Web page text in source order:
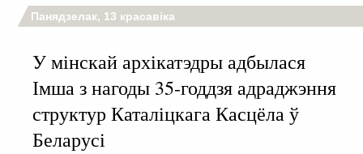
Панядзелак, 13 красавіка
У мінскай архікатэдры адбылася
Імша з нагоды 35-годдзя адраджэння
структур Каталіцкага Касцёла ў
Беларусі